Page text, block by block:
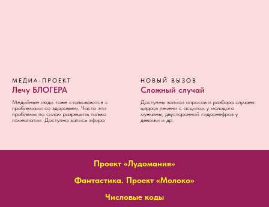
МЕДИА-ПРОЕКТ
Лечу БЛОГЕРА
Медийные люди тоже сталкиваются с
проблемами со здоровьем. Часто эти
проблемы по силам разрешить только
гомеопатии. Доступна запись эфира
НОВЫЙ ВЫЗОВ
Сложный случай
Доступны записи опросов и разбора случаев:
цирроз печени с асцитом у молодого
мужчины; двусторонний гидронефроз у
девочки и др.
Проект «Лудомания»
Фантастика. Проект «Молоко»
Числовые коды